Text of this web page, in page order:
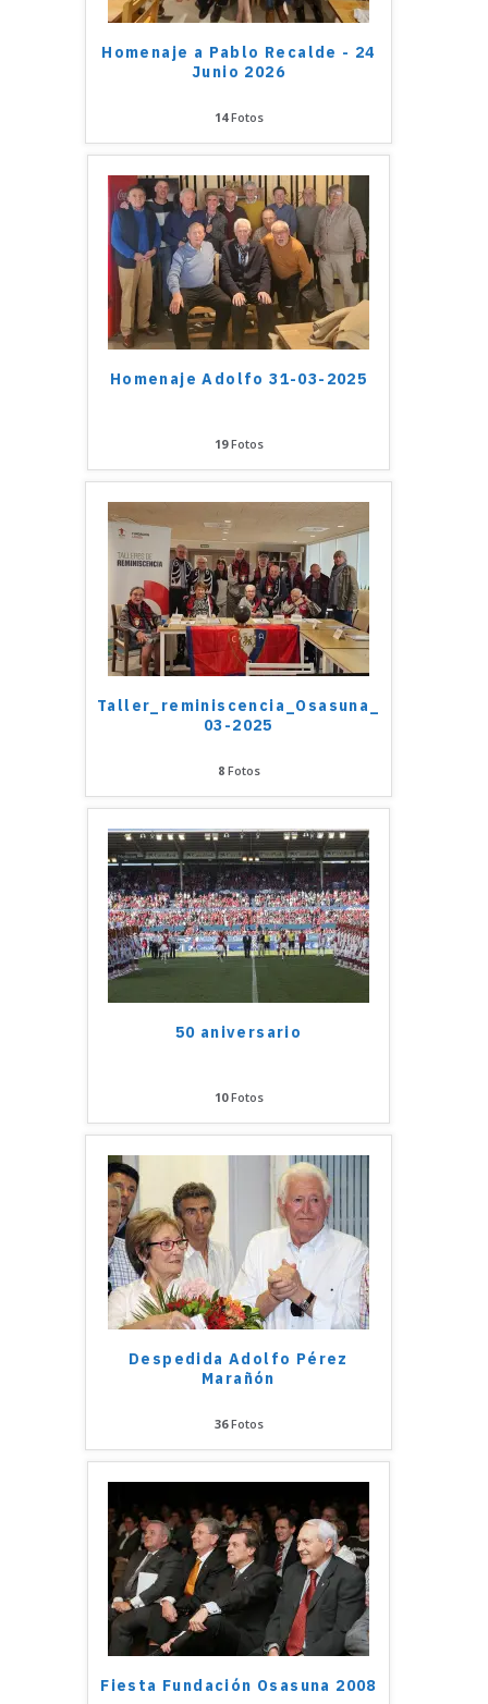
Homenaje a Pablo Recalde - 24
Junio 2026
14Fotos
Homenaje Adolfo 31-03-2025
19Fotos
03-2025
8Fotos
50 aniversario
10Fotos
Despedida Adolfo Pérez
Marañón
36Fotos
Fiesta Fundación Osasuna 2008